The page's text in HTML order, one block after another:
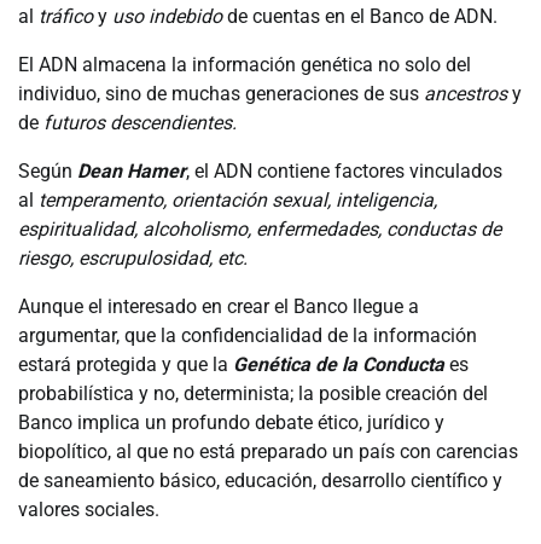
al tráficoy uso indebidode cuentas en el Banco de ADN.
El ADN almacena la información genética no solo del
individuo, sino de muchas generaciones de sus ancestrosy
de futuros descendientes.
Según Dean Hamer, el ADN contiene factores vinculados
al temperamento, orientación sexual, inteligencia,
espiritualidad, alcoholismo, enfermedades, conductas de
riesgo, escrupulosidad, etc.
Aunque el interesado en crear el Banco llegue a
argumentar, que la confidencialidad de la información
estará protegida y que la Genética de la Conductaes
probabilística y no, determinista; la posible creación del
Banco implica un profundo debate ético, jurídico y
biopolítico, al que no está preparado un país con carencias
de saneamiento básico, educación, desarrollo científico y
valores sociales.